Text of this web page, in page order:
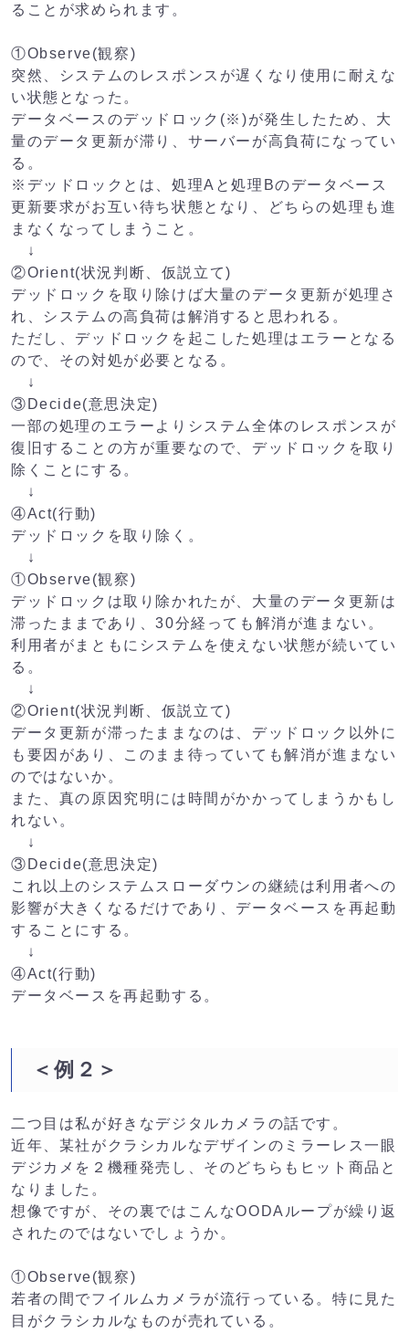
ることが求められます。
①Observe(観察)
突然、システムのレスポンスが遅くなり使用に耐えな
い状態となった。
データベースのデッドロック(※)が発生したため、大
量のデータ更新が滞り、サーバーが高負荷になってい
る。
※デッドロックとは、処理Aと処理Bのデータベース
更新要求がお互い待ち状態となり、どちらの処理も進
まなくなってしまうこと。
↓
②Orient(状況判断、仮説立て)
デッドロックを取り除けば大量のデータ更新が処理さ
れ、システムの高負荷は解消すると思われる。
ただし、デッドロックを起こした処理はエラーとなる
ので、その対処が必要となる。
↓
③Decide(意思決定)
一部の処理のエラーよりシステム全体のレスポンスが
復旧することの方が重要なので、デッドロックを取り
除くことにする。
↓
④Act(行動)
デッドロックを取り除く。
↓
①Observe(観察)
デッドロックは取り除かれたが、大量のデータ更新は
滞ったままであり、30分経っても解消が進まない。
利用者がまともにシステムを使えない状態が続いてい
る。
↓
②Orient(状況判断、仮説立て)
データ更新が滞ったままなのは、デッドロック以外に
も要因があり、このまま待っていても解消が進まない
のではないか。
また、真の原因究明には時間がかかってしまうかもし
れない。
↓
③Decide(意思決定)
これ以上のシステムスローダウンの継続は利用者への
影響が大きくなるだけであり、データベースを再起動
することにする。
↓
④Act(行動)
データベースを再起動する。
＜例２＞
二つ目は私が好きなデジタルカメラの話です。
近年、某社がクラシカルなデザインのミラーレス一眼
デジカメを２機種発売し、そのどちらもヒット商品と
なりました。
想像ですが、その裏ではこんなOODAループが繰り返
されたのではないでしょうか。
①Observe(観察)
若者の間でフイルムカメラが流行っている。特に見た
目がクラシカルなものが売れている。